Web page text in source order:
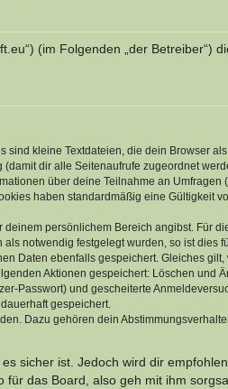
(im Folgenden „der Betreiber“)
kleine Textdateien, die dein Browser
dir alle Seitenaufrufe zugeordnet
über deine Teilnahme an
haben standardmäßig eine Gültigkeit
persönlichem Bereich angibst. Für
notwendig festgelegt wurden, so ist dies
Daten ebenfalls gespeichert. Gleiches
Aktionen gespeichert: Löschen und
Passwort) und gescheiterte
gespeichert.
Dazu gehören dein
sicher ist. Jedoch wird dir
das Board, also geh mit ihm